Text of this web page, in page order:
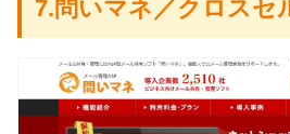
7.問いマネ／クロスセ